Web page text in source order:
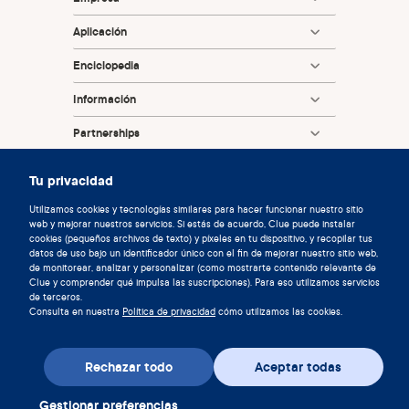
Tu privacidad
Utilizamos cookies y tecnologías similares para hacer funcionar nuestro sitio
web y mejorar nuestros servicios. Si estás de acuerdo, Clue puede instalar
cookies (pequeños archivos de texto) y píxeles en tu dispositivo, y recopilar tus
datos de uso bajo un identificador único con el fin de mejorar nuestro sitio web,
de monitorear, analizar y personalizar (como mostrarte contenido relevante de
Clue y comprender qué impulsa las suscripciones). Para eso utilizamos servicios
de terceros.
Consulta en nuestra Política de privacidad cómo utilizamos las cookies.
Aceptar todas
Rechazar todo
Gestionar preferencias
Teva Women’s Health, Inc. Plan B prescribing information
[Internet]. https://www.accessdata.fda.gov/. 2017 [cited
2024 Oct 17]. Available from:
https://www.accessdata.fda.gov/drugsatfda_docs/label/
2017/021045s016lbl.pdf
Family Planning Clinical Recommendations: Emergency
contraception. Contraception. 2023 Jan;109958.
Foundation Consumer Healthcare. Plan B possible side
effects | Plan B One-Step® [Internet].
www.planbonestep.com. Available from:
https://www.planbonestep.com/plan-b-possible-side-
Aplicación
Enciclopedia
Información
Partnerships
© 2026 Clue de Biowink GmbH, todos los derechos reservados
v: 08684d993 2026-08-06 11:34:36